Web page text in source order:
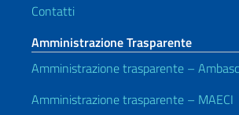
Contatti
Amministrazione Trasparente
Amministrazione trasparente –
Amministrazione trasparente – MAECI